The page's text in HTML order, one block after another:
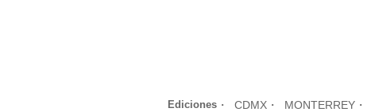
Ediciones CDMX MONTERREY